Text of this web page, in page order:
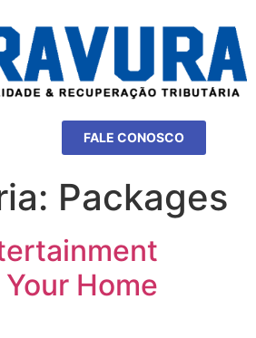
FALE CONOSCO
Packages
Home